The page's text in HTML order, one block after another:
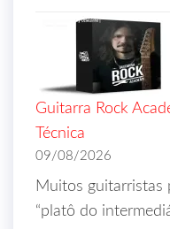
Guitarra Rock
Técnica
09/08/2026
Muitos guitarristas
“platô do